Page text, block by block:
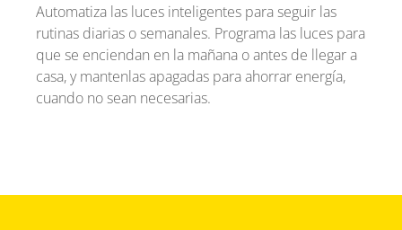
Automatiza las luces inteligentes para seguir las
rutinas diarias o semanales. Programa las luces para
que se enciendan en la mañana o antes de llegar a
casa, y mantenlas apagadas para ahorrar energía,
cuando no sean necesarias.